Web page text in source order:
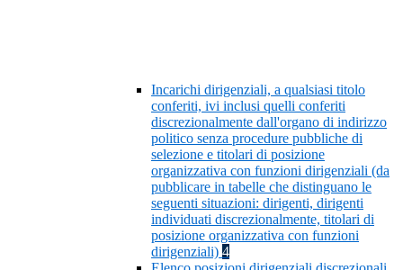
Incarichi dirigenziali, a qualsiasi titolo
conferiti, ivi inclusi quelli conferiti
discrezionalmente dall'organo di indirizzo
politico senza procedure pubbliche di
selezione e titolari di posizione
organizzativa con funzioni dirigenziali (da
pubblicare in tabelle che distinguano le
seguenti situazioni: dirigenti, dirigenti
individuati discrezionalmente, titolari di
posizione organizzativa con funzioni
dirigenziali) 4